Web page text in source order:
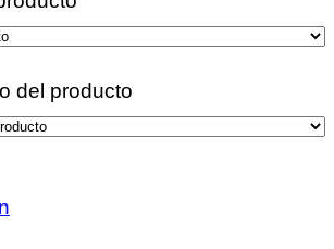
del producto